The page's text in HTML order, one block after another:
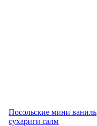
Посольские мини ваниль
сухариги салм